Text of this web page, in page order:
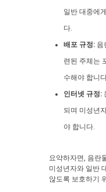
일반 대중에
다.
배포 규정: 음
련된 주체는
수해야 합니
인터넷 규정:
되며 미성년
야 합니다.
요약하자면, 음란
미성년자와 일반
않도록 보호하기